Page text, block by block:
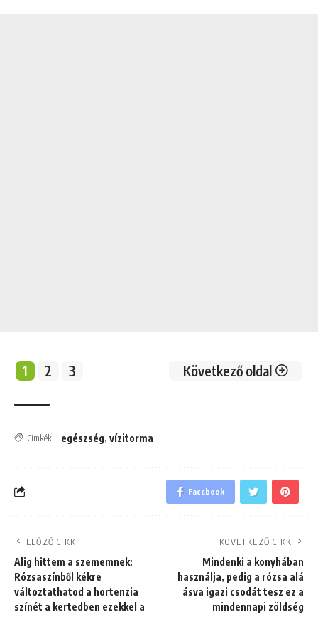
1 2 3 Következő oldal
Címkék: egészség, vízitorma
Facebook
ELŐZŐ CIKK
Alig hittem a szememnek:
Rózsaszínből kékre
változtathatod a hortenzia
színét a kertedben ezekkel a
KÖVETKEZŐ CIKK
Mindenki a konyhában
használja, pedig a rózsa alá
ásva igazi csodát tesz ez a
mindennapi zöldség